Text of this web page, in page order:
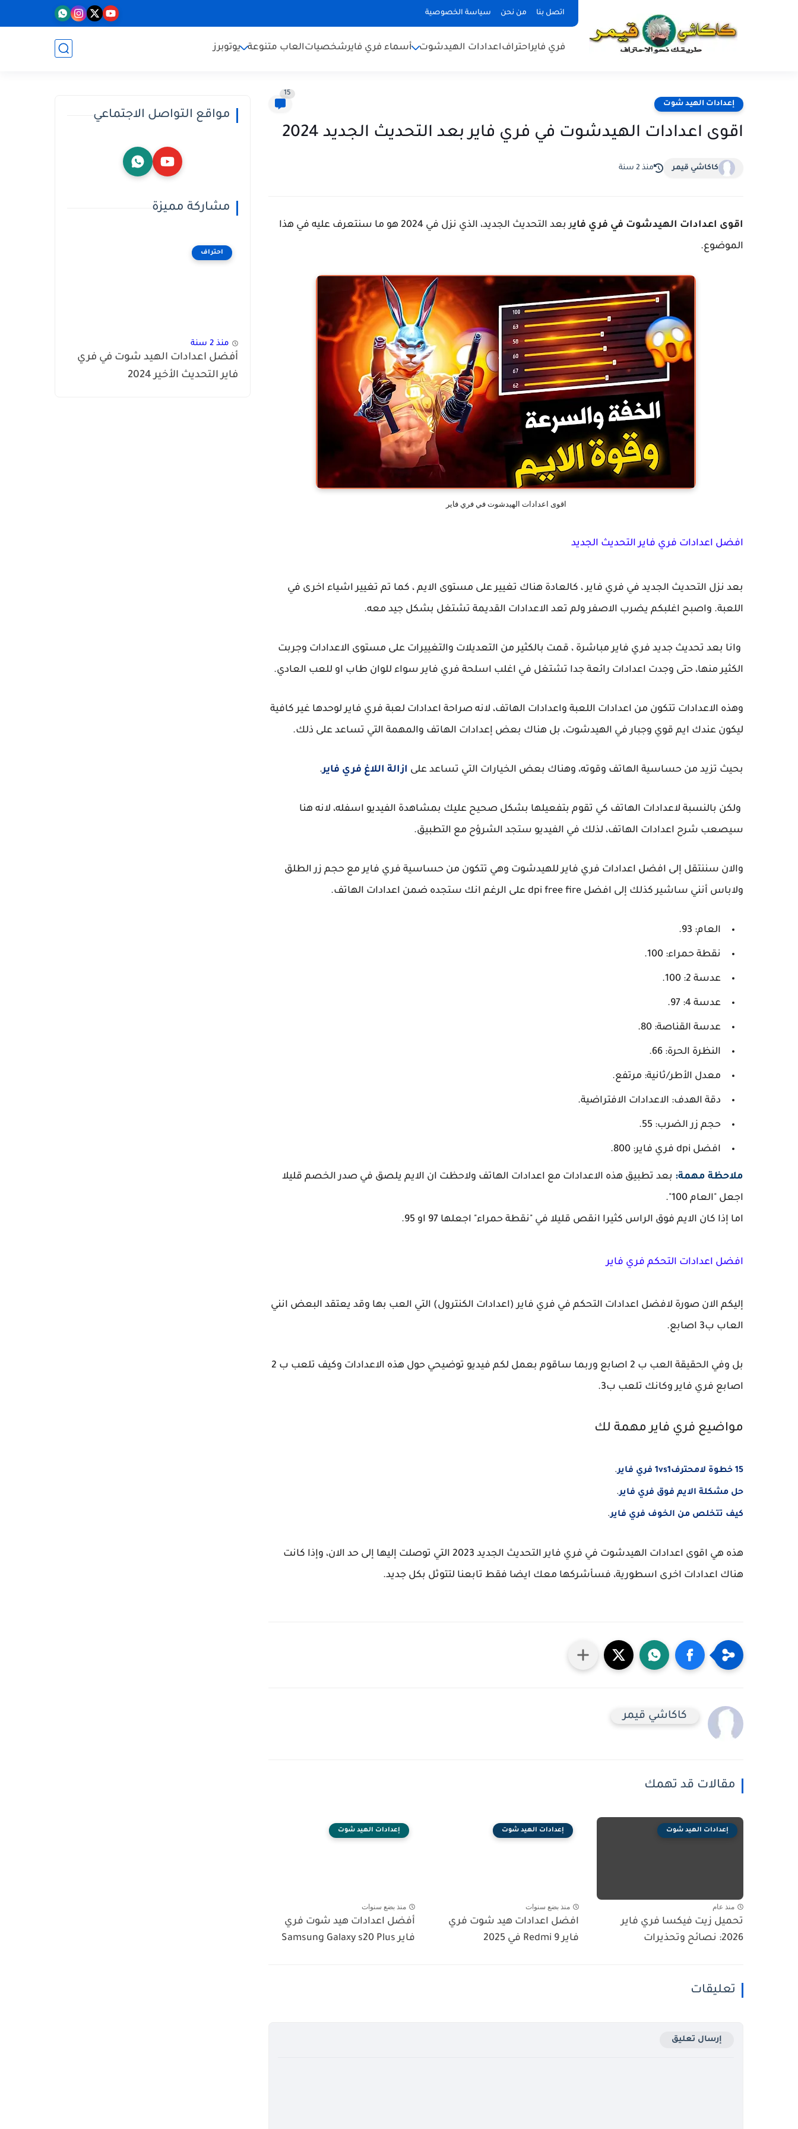
اتصل بنا من نحن سياسة الخصوصية
فري فايراحترافاعدادات الهيدشوت أسماء فري فايرشخصياتالعاب متنوعة يوتوبرز
إعدادات الهيد شوت
15
اقوى اعدادات الهيدشوت في فري فاير بعد التحديث الجديد 2024
كاكاشي قيمر منذ 2 سنة
اقوى اعدادات الهيدشوت في فري فاي
ر بعد التحديث الجديد، الذي نزل في 2024 هو ما سنتعرف عليه في هذا
الموضوع.
اقوى اعدادات الهيدشوت في فري فاير
افضل اعدادات فري فاير التحديث الجديد
بعد نزل التحديث الجديد في فري فاير ، كالعادة هناك تغيير على مستوى الايم ، كما تم تغيير اشياء اخرى في
اللعبة. واصبح اغلبكم يضرب الاصفر ولم تعد الاعدادات القديمة تشتغل بشكل جيد معه.
وانا بعد تحديث جديد فري فاير مباشرة ، قمت بالكثير من التعديلات والتغييرات على مستوى الاعدادات وجربت
الكثير منها، حتى وجدت اعدادات رائعة جدا تشتغل في اغلب اسلحة فري فاير سواء للوان طاب او للعب العادي.
وهذه الاعدادات تتكون من اعدادات اللعبة واعدادات الهاتف، لانه صراحة اعدادات لعبة فري فاير لوحدها غير كافية
ليكون عندك ايم قوي وجبار في الهيدشوت، بل هناك بعض إعدادات الهاتف والمهمة التي تساعد على ذلك.
بحيث تزيد من حساسية الهاتف وقوته، وهناك بعض الخيارات التي تساعد على ازالة اللاغ فري فاير.
ولكن بالنسبة لاعدادات الهاتف كي تقوم بتفعيلها بشكل صحيح عليك بمشاهدة الفيديو اسفله، لانه هنا
سيصعب شرح اعدادات الهاتف، لذلك في الفيديو ستجد الشرؤح مع التطبيق.
والان سننتقل إلى افضل اعدادات فري فاير للهيدشوت وهي تتكون من حساسية فري فاير مع حجم زر الطلق
ولاباس أنني ساشير كذلك إلى افضل dpi free fire على الرغم انك ستجده ضمن اعدادات الهاتف.
العام: 93.
نقطة حمراء: 100.
عدسة 2: 100.
عدسة 4: 97.
عدسة القناصة: 80.
النظرة الحرة: 66.
معدل الأطر/ثانية: مرتفع.
دقة الهدف: الاعدادات الافتراضية.
حجم زر الضرب: 55.
افضل dpi فري فاير: 800.
ملاحظة مهمة: بعد تطبيق هذه الاعدادات مع اعدادات الهاتف ولاحظت ان الايم يلصق في صدر الخصم قليلا
اجعل "العام 100".
اما إذا كان الايم فوق الراس كثيرا انقص قليلا في "نقطة حمراء" اجعلها 97 او 95.
افضل اعدادات التحكم فري فاير
إليكم الان صورة لافضل اعدادات التحكم في فري فاير (اعدادات الكنترول) التي العب بها وقد يعتقد البعض انني
العاب ب3 اصابع.
بل وفي الحقيقة العب ب 2 اصابع وربما ساقوم بعمل لكم فيديو توضيحي حول هذه الاعدادات وكيف تلعب ب 2
اصابع فري فاير وكانك تلعب ب3.
مواضيع فري فاير مهمة لك
15 خطوة لامحترف1vs1 فري فاير .
حل مشكلة الايم فوق فري فاير.
كيف تتخلص من الخوف فري فاير.
هذه هي اقوى اعدادات الهيدشوت في فري فاير التحديث الجديد 2023 التي توصلت إليها إلى حد الان، وإذا كانت
هناك اعدادات اخرى اسطورية، فسأشركها معك ايضا فقط تابعنا لتتوثل بكل جديد.
كاكاشي قيمر
مقالات قد تهمك
إعدادات الهيد شوت
منذ عام
تحميل زيت فيكسا فري فاير
2026: نصائح وتحذيرات
إعدادات الهيد شوت
منذ بضع سنوات
افضل اعدادات هيد شوت فري
فاير Redmi 9 في 2025
إعدادات الهيد شوت
منذ بضع سنوات
أفضل اعدادات هيد شوت فري
فاير Samsung Galaxy s20 Plus
تعليقات
إرسال تعليق
مواقع التواصل الاجتماعي
مشاركة مميزة
احتراف
منذ 2 سنة
أفضل اعدادات الهيد شوت في فري
فاير التحديث الأخير 2024